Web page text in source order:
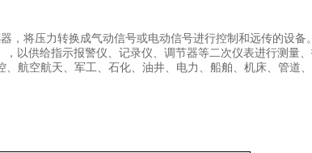
，将压力转换成气动信号或电动信号进行控制和远传的设
以供给指示报警仪、记录仪、调节器等二次仪表进行测量
航空航天、军工、石化、油井、电力、船舶、机床、管道、